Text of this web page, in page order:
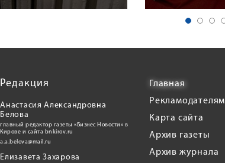
Редакция
Анастасия Александровна
Белова
главный редактор газеты «Бизнес Новости» в
Кирове и сайта bnkirov.ru
a.a.belova@mail.ru
Елизавета Захарова
Главная
Рекламодателям
Карта сайта
Архив газеты
Архив журнала